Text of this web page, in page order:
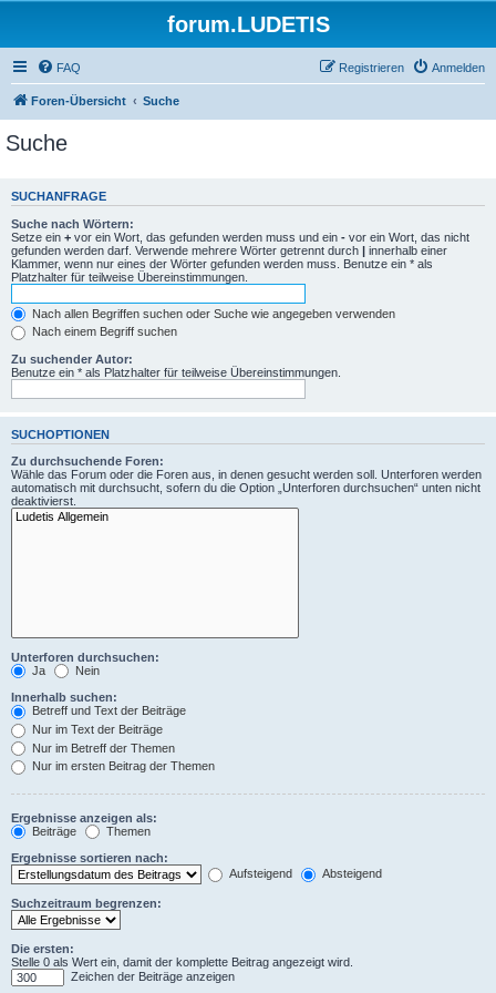
forum.LUDETIS
FAQ Anmelden
Registrieren
Foren-Übersicht Suche
Suche
SUCHANFRAGE
Suche nach Wörtern:
Setze ein + vor ein Wort, das gefunden werden muss und ein - vor ein Wort, das nicht
gefunden werden darf. Verwende mehrere Wörter getrennt durch | innerhalb einer
Klammer, wenn nur eines der Wörter gefunden werden muss. Benutze ein * als
Platzhalter für teilweise Übereinstimmungen.
Nach allen Begriffen suchen oder Suche wie angegeben verwenden
Nach einem Begriff suchen
Zu suchender Autor:
Benutze ein * als Platzhalter für teilweise Übereinstimmungen.
SUCHOPTIONEN
Zu durchsuchende Foren:
Wähle das Forum oder die Foren aus, in denen gesucht werden soll. Unterforen werden
automatisch mit durchsucht, sofern du die Option „Unterforen durchsuchen“ unten nicht
deaktivierst.
Unterforen durchsuchen:
Ja
Nein
Innerhalb suchen:
Betreff und Text der Beiträge
Nur im Text der Beiträge
Nur im Betreff der Themen
Nur im ersten Beitrag der Themen
Ergebnisse anzeigen als:
Beiträge
Themen
Ergebnisse sortieren nach:
Aufsteigend
Absteigend
Suchzeitraum begrenzen:
Die ersten:
Stelle 0 als Wert ein, damit der komplette Beitrag angezeigt wird.
Zeichen der Beiträge anzeigen